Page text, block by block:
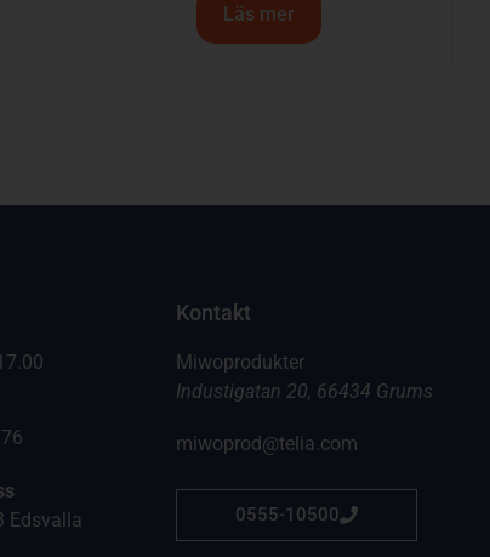
Läs mer
Edsvalla
Kontakt
Miwoprodukter
Industigatan 20, 66434 Grums
miwoprod@telia.com
0555-10500